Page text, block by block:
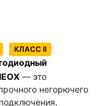
КЛАСС II
— это
негорючего